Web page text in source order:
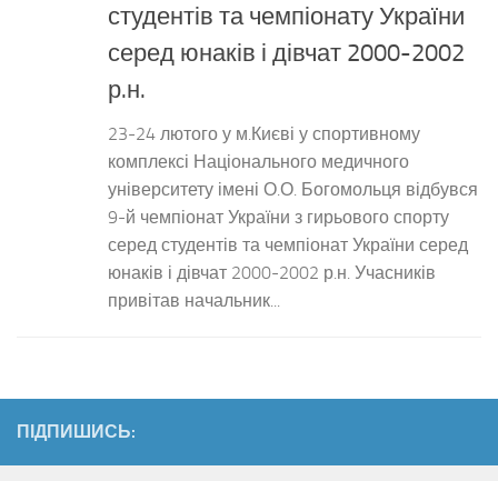
студентів та чемпіонату України
серед юнаків і дівчат 2000-2002
р.н.
23-24 лютого у м.Києві у спортивному
комплексі Національного медичного
університету імені О.О. Богомольця відбувся
9-й чемпіонат України з гирьового спорту
серед студентів та чемпіонат України серед
юнаків і дівчат 2000-2002 р.н. Учасників
привітав начальник...
ПІДПИШИСЬ: